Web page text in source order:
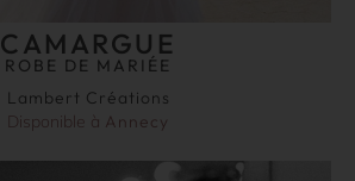
CAMARGUE
ROBE DE MARIÉE
Lambert Créations
Disponible à Annecy